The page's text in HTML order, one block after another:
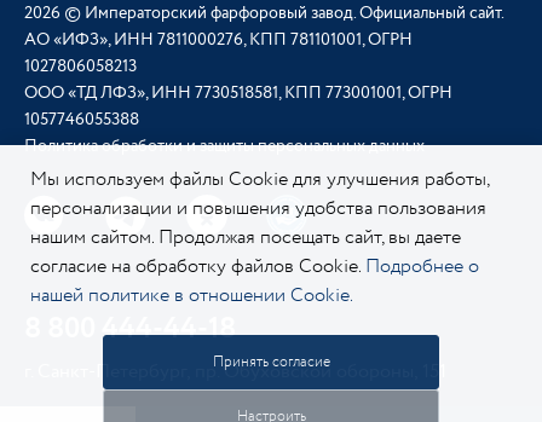
2026 © Императорский фарфоровый завод. Официальный сайт.
АО «ИФЗ», ИНН 7811000276, КПП 781101001, ОГРН
1027806058213
ООО «ТД ЛФЗ», ИНН 7730518581, КПП 773001001, ОГРН
1057746055388
Политика обработки и защиты персональных данных
8 800 444-44-18
г. Санкт-Петербург, пр. Обуховской обороны, 151
Мы используем файлы Cookie для улучшения работы,
персонализации и повышения удобства пользования
нашим сайтом. Продолжая посещать сайт, вы даете
согласие на обработку файлов Cookie. Подробнее о
нашей политике в отношении Cookie.
Принять согласие
Настроить